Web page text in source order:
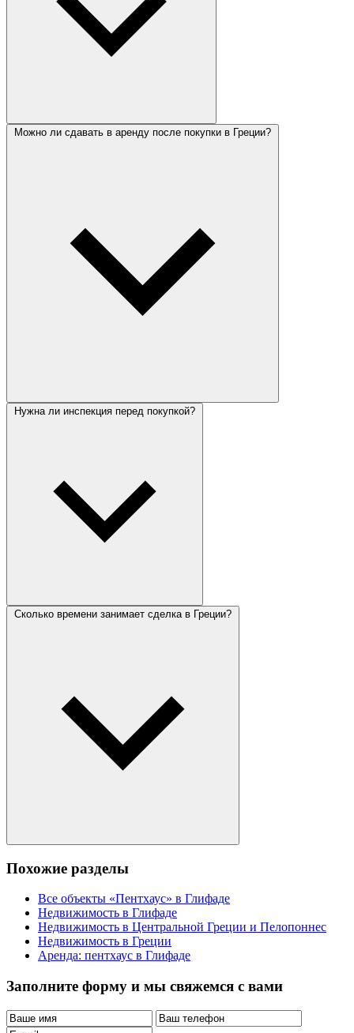
Можно ли сдавать в аренду после покупки в Греции?
Нужна ли инспекция перед покупкой?
Сколько времени занимает сделка в Греции?
Похожие разделы
Все объекты «Пентхаус» в Глифаде
Недвижимость в Глифаде
Недвижимость в Центральной Греции и Пелопоннес
Недвижимость в Греции
Аренда: пентхаус в Глифаде
Заполните форму и мы свяжемся с вами